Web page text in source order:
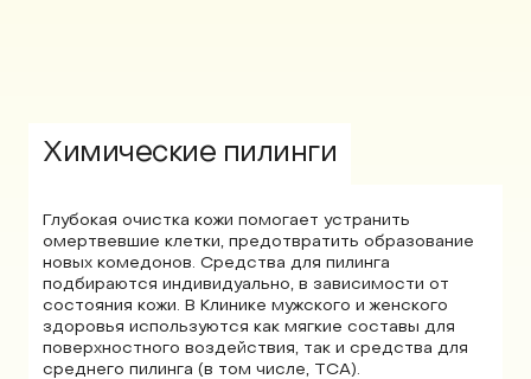
Химические пилинги
Глубокая очистка кожи помогает устранить
омертвевшие клетки, предотвратить образование
новых комедонов. Средства для пилинга
подбираются индивидуально, в зависимости от
состояния кожи. В Клинике мужского и женского
здоровья используются как мягкие составы для
поверхностного воздействия, так и средства для
среднего пилинга (в том числе, ТСА).